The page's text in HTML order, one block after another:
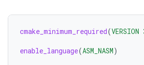
cmake_minimum_required(VERSION
enable_language(ASM_NASM)